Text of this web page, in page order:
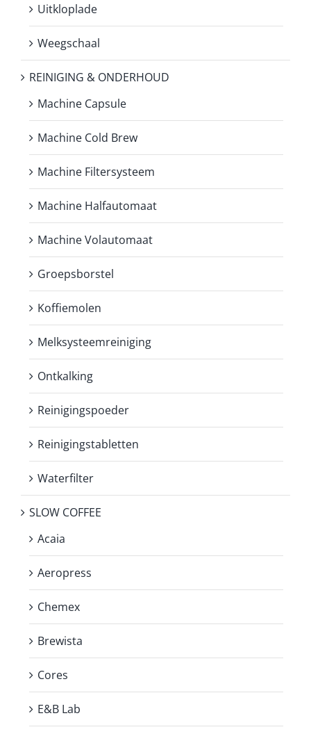
Uitkloplade
Weegschaal
REINIGING & ONDERHOUD
Machine Capsule
Machine Cold Brew
Machine Filtersysteem
Machine Halfautomaat
Machine Volautomaat
Groepsborstel
Koffiemolen
Melksysteemreiniging
Ontkalking
Reinigingspoeder
Reinigingstabletten
Waterfilter
SLOW COFFEE
Acaia
Aeropress
Chemex
Brewista
Cores
E&B Lab